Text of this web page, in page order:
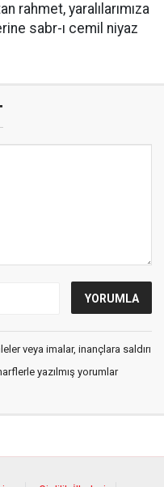
rahmet, yaralılarımıza
sabr-ı cemil niyaz
veya imalar, inançlara saldırı
yazılmış yorumlar